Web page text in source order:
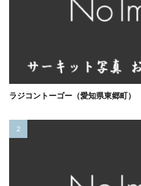
ラジコントーゴー（愛知県東郷町）